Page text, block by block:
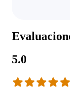
5.0